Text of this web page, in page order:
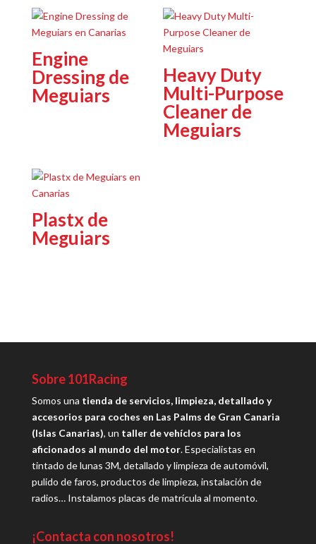
Engine
Dressing de
Meguiars
Heavy Duty
Multi-Purpose
Cleaner de
Meguiars
Plastx de
Meguiars
Sobre 101Racing
Somos una tienda de servicios, limpieza, detallado y
accesorios para coches en Las Palms de Gran Canaria
(Islas Canarias), un taller de vehíclos para los
aficionados al mundo del motor. Especialistas en
tintado de lunas 3M, detallado y limpieza de automóvil,
pulido de faros, productos de limpieza, instalación de
radios… Instalamos placas de matrícula al momento.
¡Contacta con nosotros!